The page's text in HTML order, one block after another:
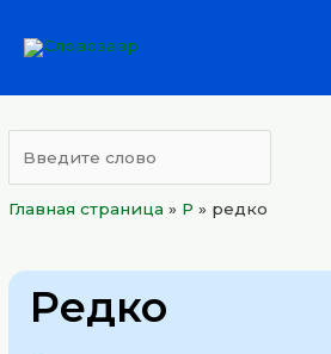
Главная страница » Р » редко
Редко